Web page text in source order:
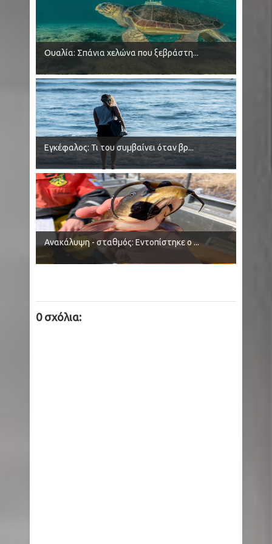
μετά από 18 μήνες διαπραγματεύσεων
Κάρπαθος: Εντοπίστηκαν αντικείμενα που
Απαγορεύτηκε η κολύμβηση
Μέση Ανατολή: Οι Χούθι χτύπησαν
εγκατάσταση της Aramco, το Ιράν βάζει πιο
σκληρούς όρους για τα Στενά του Ορμούζ
Αττική - Κορωπί: Φωτιά σε χαμηλή βλάστηση
στο Κορωπί Αττικής - Ήχησε το 112 Newsroom
Κυριακή, 09 Αυγούστου 2026 16:17 Φωτιά σε
ελικόπτερα της Πυροσβεστικής φωτιά της
Ουαλία: Σπάνια χελώνα που ξεβράστη...
Εγκέφαλος: Τι του συμβαίνει όταν βρ...
Ανακάλυψη - σταθμός: Εντοπίστηκε ο ...
0 σχόλια: